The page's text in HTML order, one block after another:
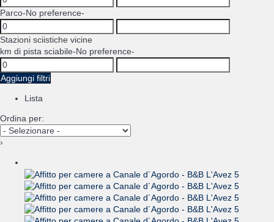
Parco-No preference-
Stazioni sciistiche vicine
km di pista sciabile-No preference-
Aggiungi filtri
Lista
Ordina per:
›